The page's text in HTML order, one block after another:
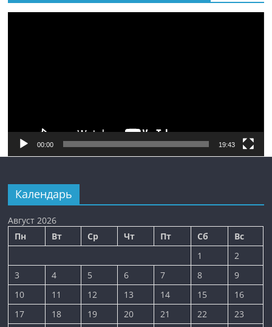
00:00 19:43
Календарь
Август 2026
Пн
Вт Ср Чт Пт Сб
Вс
1
2
3
4 5 6 7 8
9
10
11 12 13 14 15
16
17
18 19 20 21 22
23